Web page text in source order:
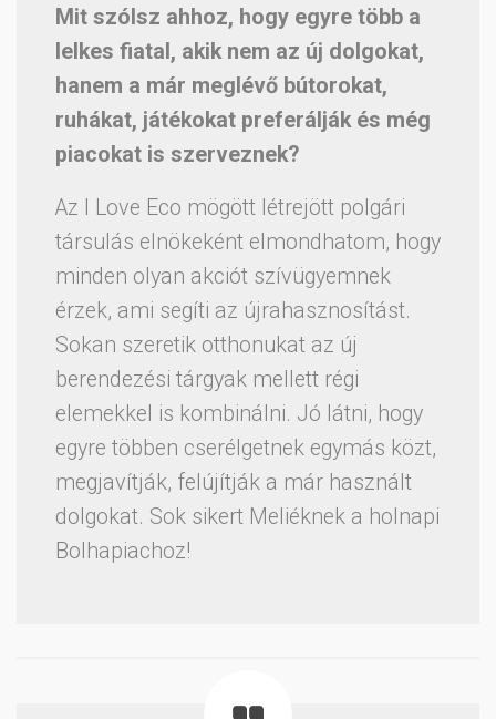
Mit szólsz ahhoz, hogy egyre több a
lelkes fiatal, akik nem az új dolgokat,
hanem a már meglévő bútorokat,
ruhákat, játékokat preferálják és még
piacokat is szerveznek?
Az I Love Eco mögött létrejött polgári
társulás elnökeként elmondhatom, hogy
minden olyan akciót szívügyemnek
érzek, ami segíti az újrahasznosítást.
Sokan szeretik otthonukat az új
berendezési tárgyak mellett régi
elemekkel is kombinálni. Jó látni, hogy
egyre többen cserélgetnek egymás közt,
megjavítják, felújítják a már használt
dolgokat. Sok sikert Meliéknek a holnapi
Bolhapiachoz!